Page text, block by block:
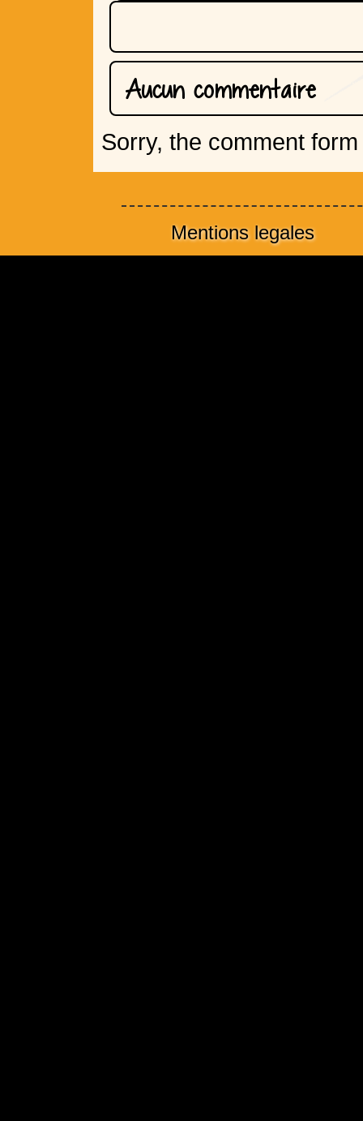
Aucun commentaire
Sorry, the comment
Mentions legales